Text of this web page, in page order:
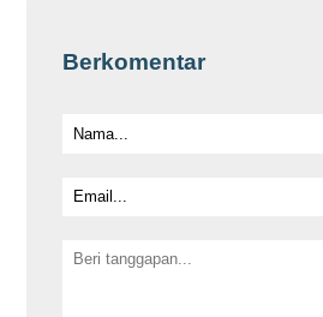
Berkomentar